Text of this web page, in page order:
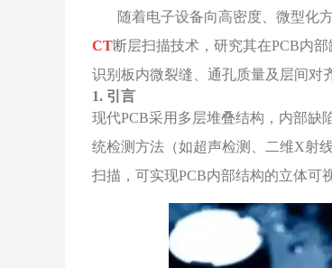
随着电子设备向高密度、微型化
CT断层扫描技术，研究其在PCB内
识别板内微裂缝、通孔质量及层间对
1. 引言
现代PCB采用多层堆叠结构，内部缺
统检测方法（如超声检测、二维X射
扫描，可实现PCB内部结构的立体可